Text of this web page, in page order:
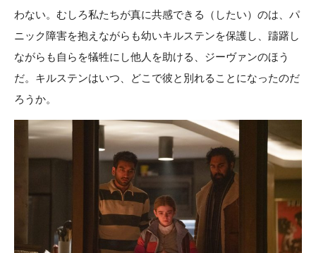
わない。むしろ私たちが真に共感できる（したい）のは、パ
ニック障害を抱えながらも幼いキルステンを保護し、躊躇し
ながらも自らを犠牲にし他人を助ける、ジーヴァンのほう
だ。キルステンはいつ、どこで彼と別れることになったのだ
ろうか。